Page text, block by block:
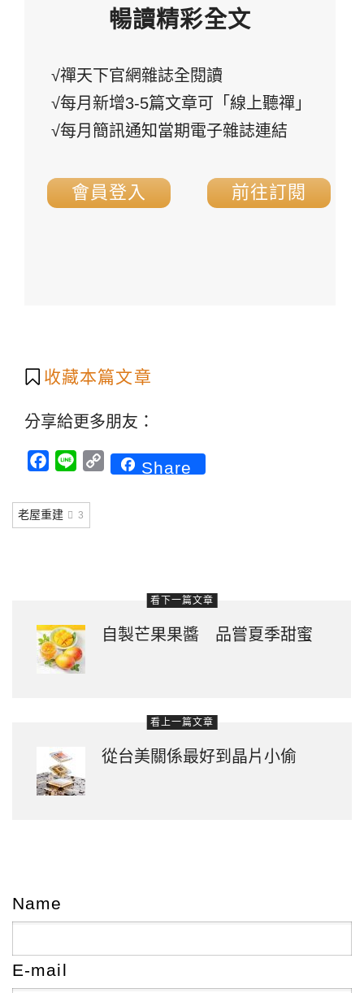
暢讀精彩全文
√禪天下官網雜誌全閱讀
√每月新增3-5篇文章可「線上聽禪」
√每月簡訊通知當期電子雜誌連結
會員登入 前往訂閱
收藏本篇文章
分享給更多朋友：
Facebook
Line CopyShare
老屋重建 3
看下一篇文章
自製芒果果醬 品嘗夏季甜蜜
看上一篇文章
從台美關係最好到晶片小偷
Name
E-mail